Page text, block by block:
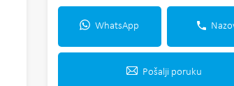
WhatsApp
Pošalji poruku